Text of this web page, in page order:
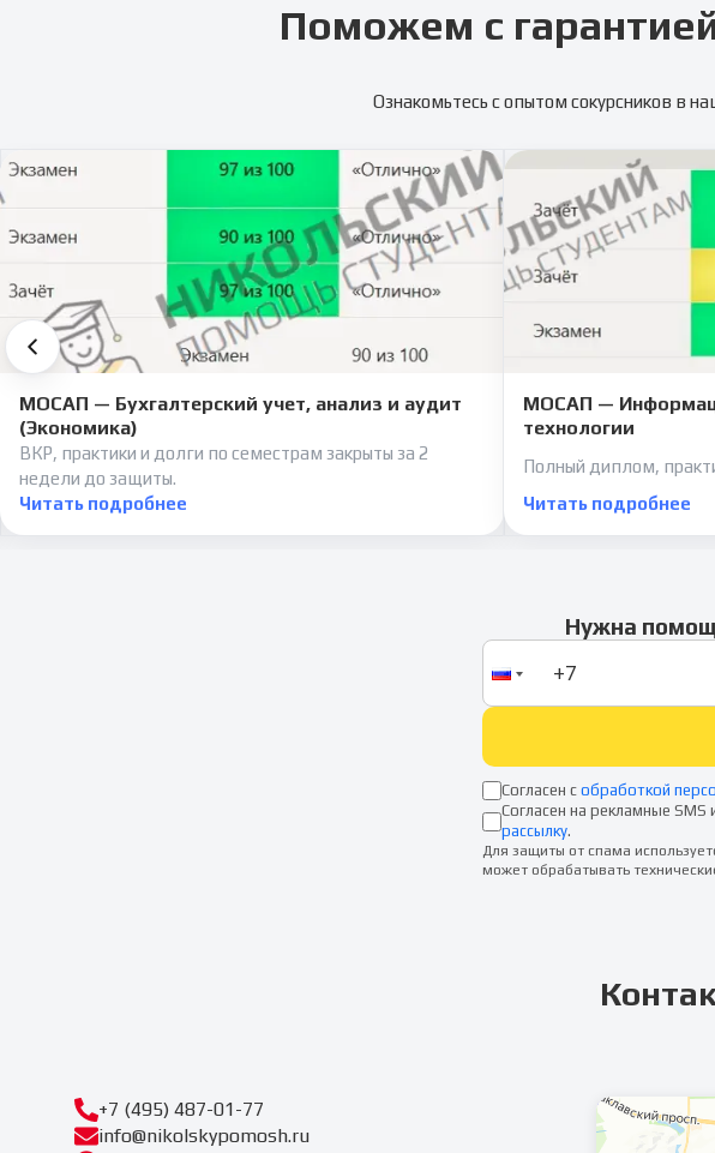
Поможем с
Ознакомьтесь с опытом сокурсников в
МОСАП — Бухгалтерский учет, анализ и аудит
(Экономика)
ВКР, практики и долги по семестрам закрыты за 2
недели до защиты.
Читать подробнее
МОСАП —
технологии
Полный диплом,
Читать подробнее
Нужна
Согласен с обработкой
Согласен на рекламные
рассылку.
Для защиты от спама
может обрабатывать
+7 (495) 487-01-77
info@nikolskypomosh.ru